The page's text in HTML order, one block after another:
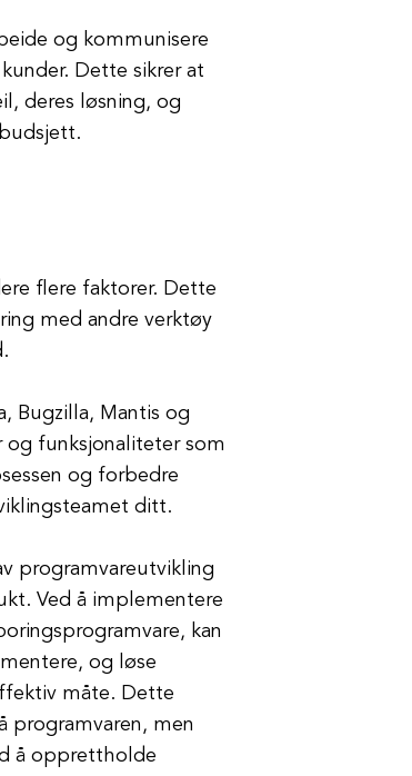
og kommunisere
Dette sikrer at
deres løsning, og
flere faktorer. Dette
med andre verktøy
Bugzilla, Mantis og
og funksjonaliteter som
og forbedre
ditt.
programvareutvikling
Ved å implementere
kan
og løse
måte. Dette
programvaren, men
å opprettholde